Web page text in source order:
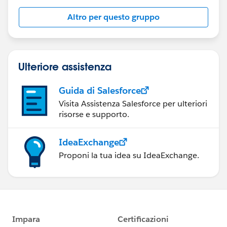
Altro per questo gruppo
Ulteriore assistenza
Guida di Salesforce
Visita Assistenza Salesforce per ulteriori
risorse e supporto.
IdeaExchange
Proponi la tua idea su IdeaExchange.